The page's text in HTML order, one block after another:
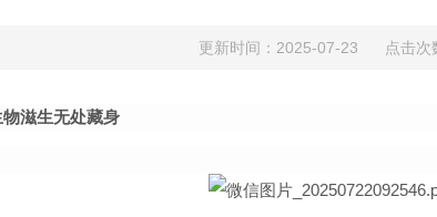
更新时间：2025-07-23 点击次
滋生无处藏身